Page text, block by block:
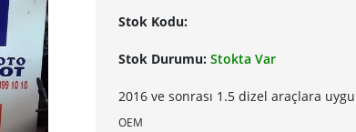
Stok Kodu:
Stok Durumu: Stokta Var
2016 ve sonrası 1.5 dizel araçlara
OEM